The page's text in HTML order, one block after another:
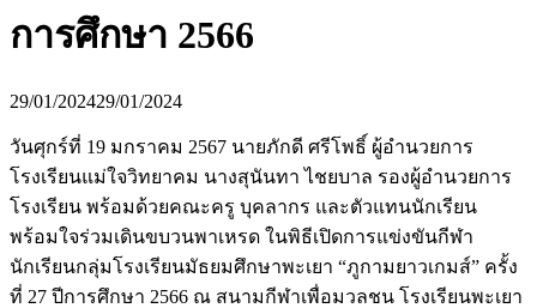
การศึกษา 2566
29/01/202429/01/2024
วันศุกร์ที่ 19 มกราคม 2567 นายภักดี ศรีโพธิ์ ผู้อำนวยการ
โรงเรียนแม่ใจวิทยาคม นางสุนันทา ไชยบาล รองผู้อำนวยการ
โรงเรียน พร้อมด้วยคณะครู บุคลากร และตัวแทนนักเรียน
พร้อมใจร่วมเดินขบวนพาเหรด ในพิธีเปิดการแข่งขันกีฬา
นักเรียนกลุ่มโรงเรียนมัธยมศึกษาพะเยา “ภูกามยาวเกมส์” ครั้ง
ที่ 27 ปีการศึกษา 2566 ณ สนามกีฬาเพื่อมวลชน โรงเรียนพะเยา